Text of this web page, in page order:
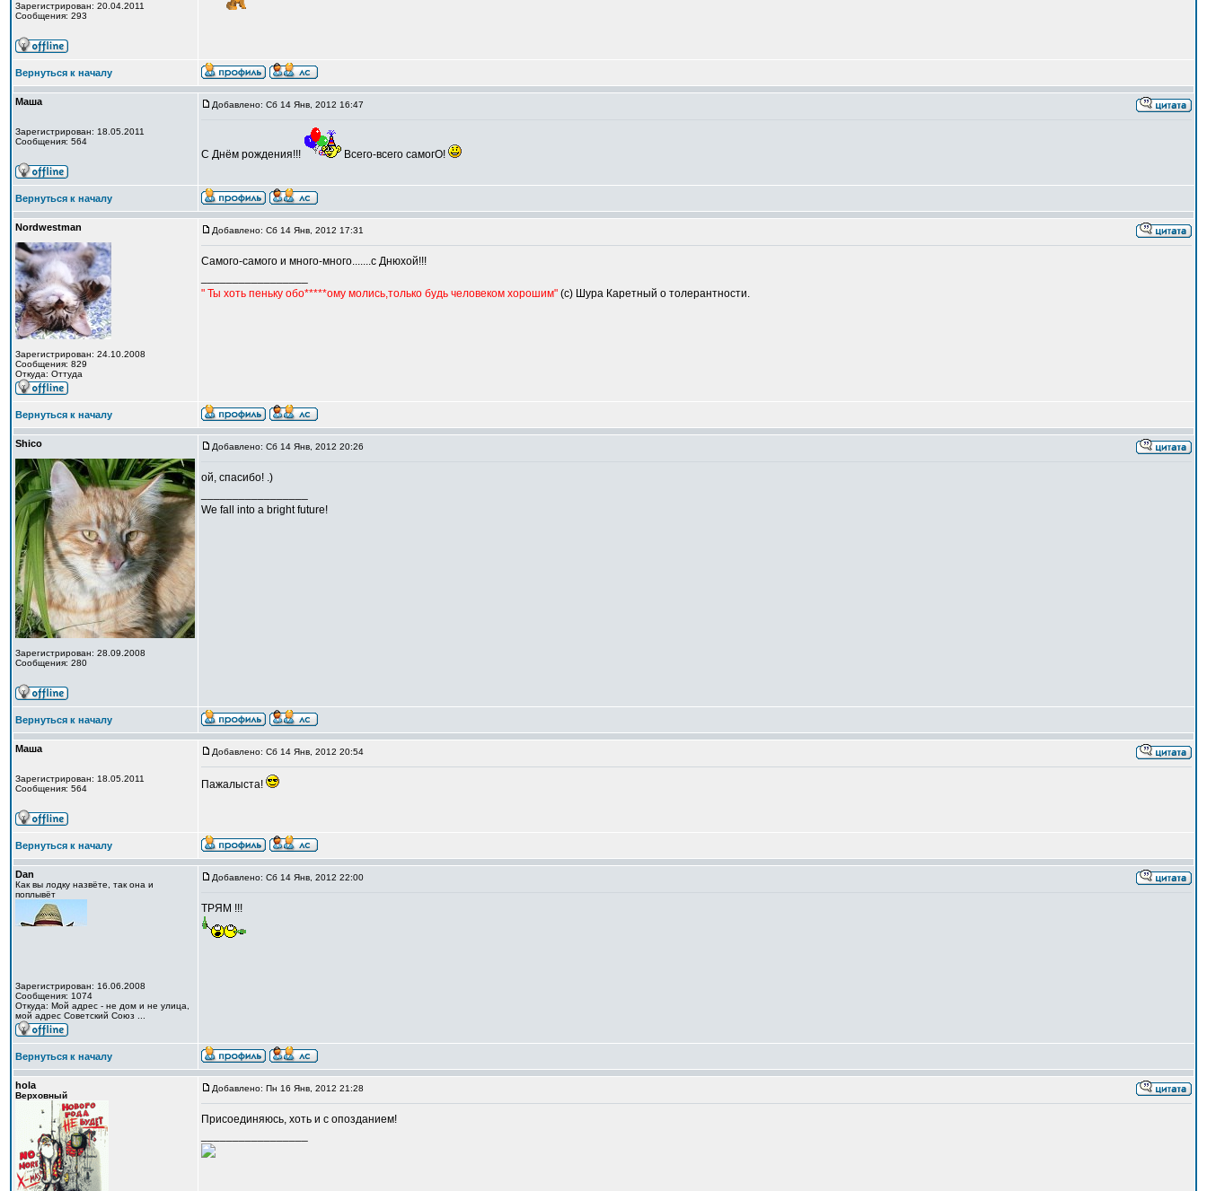
Зарегистрирован: 20.04.2011
Сообщения: 293
Вернуться к началу
Маша
Зарегистрирован: 18.05.2011
Сообщения: 564
Добавлено: Сб 14 Янв, 2012 16:47
С Днём рождения!!! Всего-всего самогО!
Вернуться к началу
Nordwestman
Зарегистрирован: 24.10.2008
Сообщения: 829
Откуда: Оттуда
Добавлено: Сб 14 Янв, 2012 17:31
Самого-самого и много-много.......с Днюхой!!!
" Ты хоть пеньку обо*****ому молись,только будь человеком хорошим" (с) Шура Каретный о толерантности.
Вернуться к началу
Shico
Зарегистрирован: 28.09.2008
Сообщения: 280
Добавлено: Сб 14 Янв, 2012 20:26
ой, спасибо! .)
We fall into a bright future!
Вернуться к началу
Маша
Зарегистрирован: 18.05.2011
Сообщения: 564
Добавлено: Сб 14 Янв, 2012 20:54
Пажалыста!
Вернуться к началу
Dan
Как вы лодку назвёте, так она и
поплывёт
Зарегистрирован: 16.06.2008
Сообщения: 1074
Откуда: Мой адрес - не дом и не улица,
мой адрес Советский Союз ...
Добавлено: Сб 14 Янв, 2012 22:00
ТРЯМ !!!
Вернуться к началу
hola
Верховный
Добавлено: Пн 16 Янв, 2012 21:28
Присоединяюсь, хоть и с опозданием!